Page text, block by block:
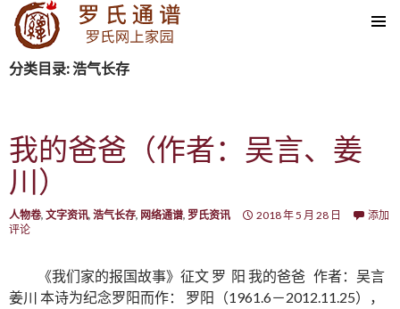
SKIP TO CONTENT
分类目录: 浩气长存
我的爸爸（作者：吴言、姜
川）
人物卷, 文字资讯, 浩气长存, 网络通谱, 罗氏资讯 2018 年 5 月 28 日
添加
评论
《我们家的报国故事》征文 罗 阳 我的爸爸 作者：吴言
姜川 本诗为纪念罗阳而作： 罗阳（1961.6－2012.11.25），